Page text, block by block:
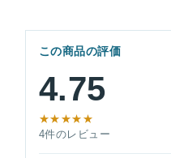
この商品の評価
4.75
★★★★★
4件のレビュー